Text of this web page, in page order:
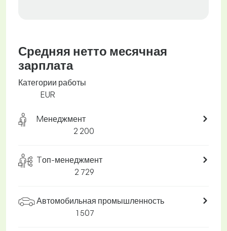
Средняя нетто месячная
зарплата
Категории работы
EUR
Mенеджмент
2 200
Tоп-менеджмент
2 729
Автомобильная промышленность
1 507